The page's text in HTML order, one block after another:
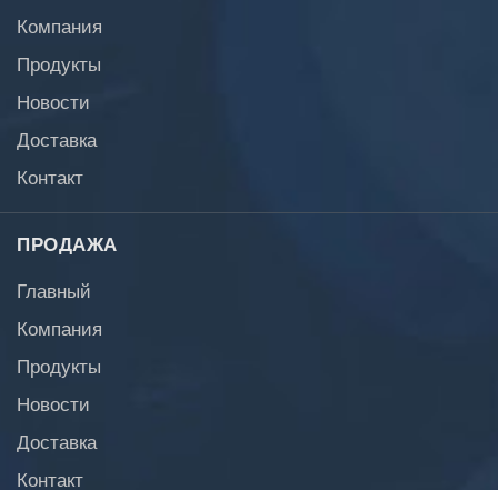
Компания
Продукты
Новости
Доставка
Контакт
ПРОДАЖА
Главный
Компания
Продукты
Новости
Доставка
Контакт